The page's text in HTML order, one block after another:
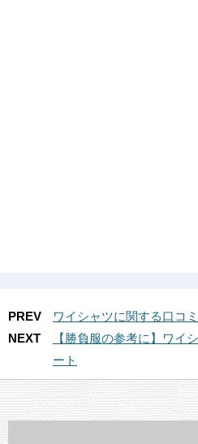
PREV
ワイシャツに関する口コ
NEXT
【勝負服の参考に】ワイ
ート